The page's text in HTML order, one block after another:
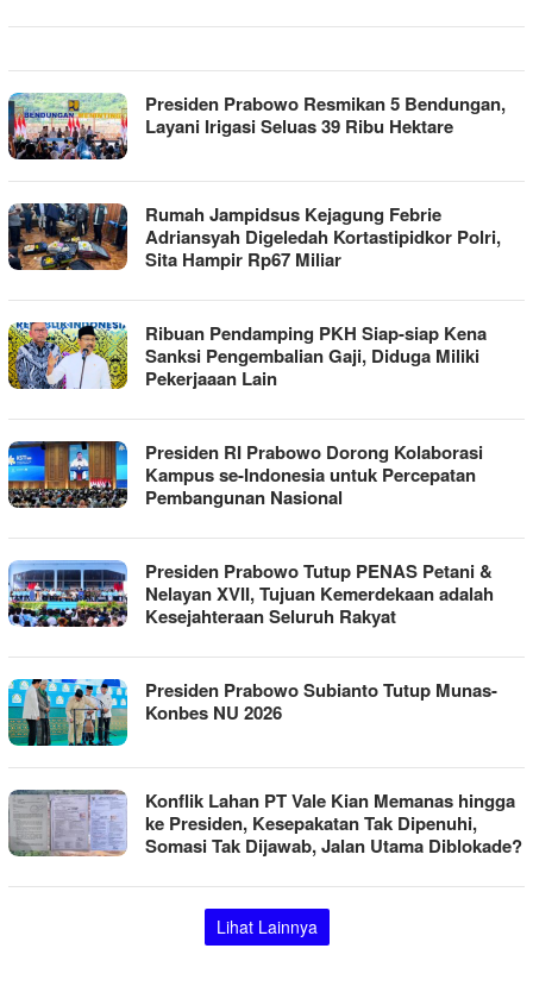
Presiden Prabowo Resmikan 5 Bendungan,
Layani Irigasi Seluas 39 Ribu Hektare
Rumah Jampidsus Kejagung Febrie
Adriansyah Digeledah Kortastipidkor Polri,
Sita Hampir Rp67 Miliar
Ribuan Pendamping PKH Siap-siap Kena
Sanksi Pengembalian Gaji, Diduga Miliki
Pekerjaaan Lain
Presiden RI Prabowo Dorong Kolaborasi
Kampus se-Indonesia untuk Percepatan
Pembangunan Nasional
Presiden Prabowo Tutup PENAS Petani &
Nelayan XVII, Tujuan Kemerdekaan adalah
Kesejahteraan Seluruh Rakyat
Presiden Prabowo Subianto Tutup Munas-
Konbes NU 2026
Konflik Lahan PT Vale Kian Memanas hingga
ke Presiden, Kesepakatan Tak Dipenuhi,
Somasi Tak Dijawab, Jalan Utama Diblokade?
Lihat Lainnya